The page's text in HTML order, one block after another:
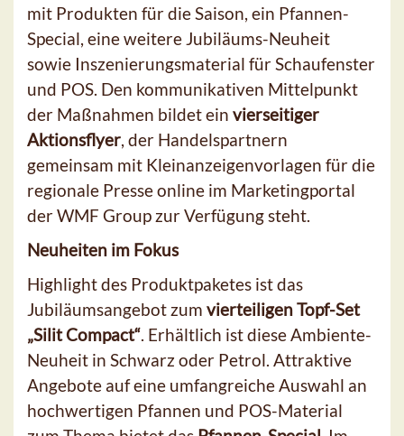
mit Produkten für die Saison, ein Pfannen-
Special, eine weitere Jubiläums-Neuheit
sowie Inszenierungsmaterial für Schaufenster
und POS. Den kommunikativen Mittelpunkt
der Maßnahmen bildet ein vierseitiger
Aktionsflyer, der Handelspartnern
gemeinsam mit Kleinanzeigenvorlagen für die
regionale Presse online im Marketingportal
der WMF Group zur Verfügung steht.
Neuheiten im Fokus
Highlight des Produktpaketes ist das
Jubiläumsangebot zum vierteiligen Topf-Set
„Silit Compact“. Erhältlich ist diese Ambiente-
Neuheit in Schwarz oder Petrol. Attraktive
Angebote auf eine umfangreiche Auswahl an
hochwertigen Pfannen und POS-Material